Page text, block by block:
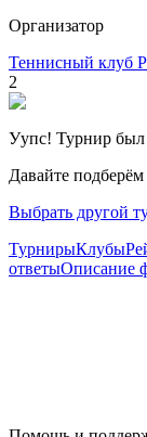
Организатор
Теннисный клуб
2
Уупс! Турнир был
Давайте
Выбрать другой
ТурнирыКлубы
ответыОписание